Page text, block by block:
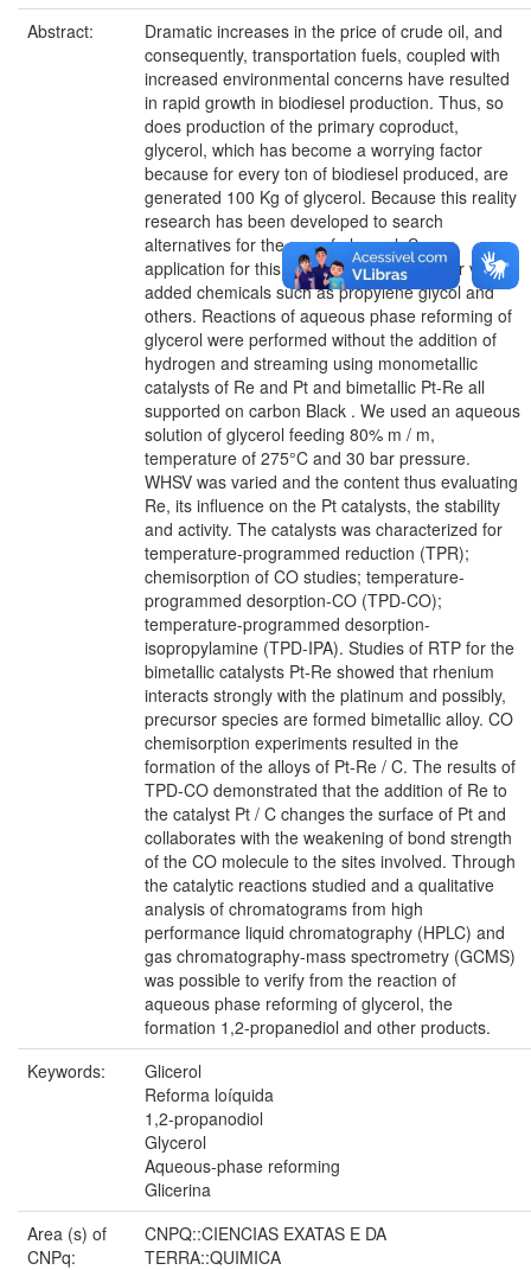
Abstract:
Dramatic increases in the price of crude oil, and
consequently, transportation fuels, coupled with
increased environmental concerns have resulted
in rapid growth in biodiesel production. Thus, so
does production of the primary coproduct,
glycerol, which has become a worrying factor
because for every ton of biodiesel produced, are
generated 100 Kg of glycerol. Because this reality
research has been developed to search
alternatives for the use of glycerol. So, an
application for this alcohol is the search for value-
added chemicals such as propylene glycol and
others. Reactions of aqueous phase reforming of
glycerol were performed without the addition of
hydrogen and streaming using monometallic
catalysts of Re and Pt and bimetallic Pt-Re all
supported on carbon Black . We used an aqueous
solution of glycerol feeding 80% m / m,
temperature of 275°C and 30 bar pressure.
WHSV was varied and the content thus evaluating
Re, its influence on the Pt catalysts, the stability
and activity. The catalysts was characterized for
temperature-programmed reduction (TPR);
chemisorption of CO studies; temperature-
programmed desorption-CO (TPD-CO);
temperature-programmed desorption-
isopropylamine (TPD-IPA). Studies of RTP for the
bimetallic catalysts Pt-Re showed that rhenium
interacts strongly with the platinum and possibly,
precursor species are formed bimetallic alloy. CO
chemisorption experiments resulted in the
formation of the alloys of Pt-Re / C. The results of
TPD-CO demonstrated that the addition of Re to
the catalyst Pt / C changes the surface of Pt and
collaborates with the weakening of bond strength
of the CO molecule to the sites involved. Through
the catalytic reactions studied and a qualitative
analysis of chromatograms from high
performance liquid chromatography (HPLC) and
gas chromatography-mass spectrometry (GCMS)
was possible to verify from the reaction of
aqueous phase reforming of glycerol, the
formation 1,2-propanediol and other products.
Keywords:
Glicerol
Reforma loíquida
1,2-propanodiol
Glycerol
Aqueous-phase reforming
Glicerina
Area (s) of
CNPq:
CNPQ::CIENCIAS EXATAS E DA
TERRA::QUIMICA